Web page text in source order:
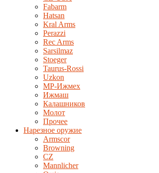
Fabarm
Hatsan
Kral Arms
Perazzi
Rec Arms
Sarsilmaz
Stoeger
Taurus-Rossi
Uzkon
MP-Ижмех
Ижмаш
Калашников
Молот
Прочее
Нарезное оружие
Armscor
Browning
CZ
Mannlicher